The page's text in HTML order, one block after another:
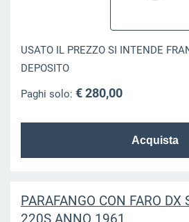
USATO IL PREZZO SI INTENDE
DEPOSITO
Paghi solo: € 280,00
PARAFANGO CON FARO DX
220S ANNO 1961